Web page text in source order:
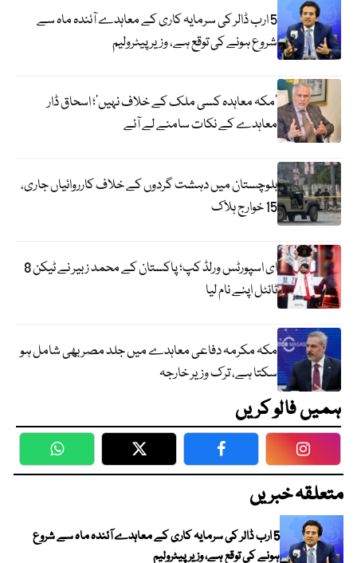
5 ارب ڈالر کی سرمایہ کاری کے معاہدے آئندہ ماہ سے
شروع ہونے کی توقع ہے، وزیر پیٹرولیم
‘مکہ معاہدہ کسی ملک کے خلاف نہیں’؛ اسحاق ڈار
معاہدے کے نکات سامنے لے آئے
بلوچستان میں دہشت گردوں کے خلاف کارروائیاں جاری،
15 خوارج ہلاک
ای اسپورٹس ورلڈ کپ؛ پاکستان کے محمد زبیر نے ٹیکن 8
ٹائٹل اپنے نام لیا
مکہ مکرمہ دفاعی معاہدے میں جلد مصر بھی شامل ہو
سکتا ہے، ترک وزیر خارجہ
ہمیں فالو کریں
WhatsApp Twitter Facebook
متعلقہ خبریں
5 ارب ڈالر کی سرمایہ کاری کے معاہدے آئندہ ماہ سے شروع
ہونے کی توقع ہے، وزیر پیٹرولیم